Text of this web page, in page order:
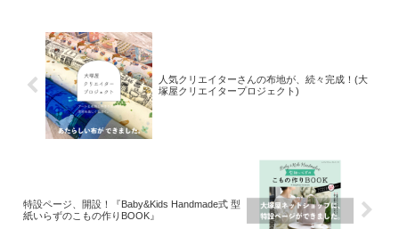
人気クリエイターさんの布地が、続々完成！(大
塚屋クリエイタープロジェクト)
特設ページ、開設！『Baby&Kids Handmade式 型
紙いらずのこもの作りBOOK』